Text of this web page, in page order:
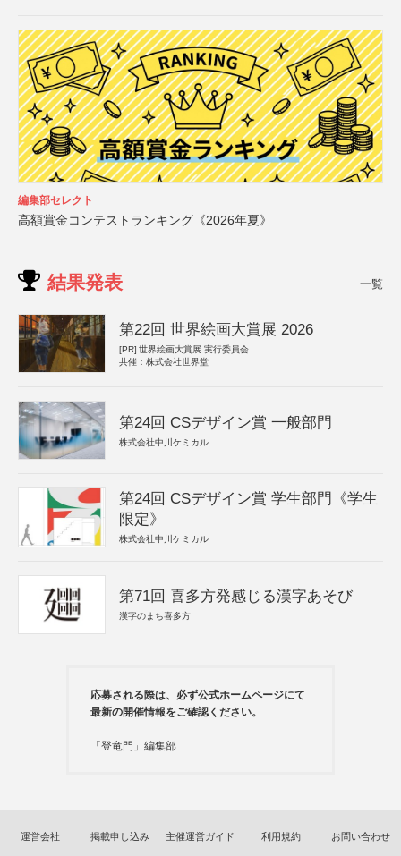
編集部セレクト
高額賞金コンテストランキング《2026年夏》
結果発表 一覧
第22回 世界絵画大賞展 2026
[PR] 世界絵画大賞展 実行委員会
共催：株式会社世界堂
第24回 CSデザイン賞 一般部門
株式会社中川ケミカル
第24回 CSデザイン賞 学生部門《学生
限定》
株式会社中川ケミカル
第71回 喜多方発感じる漢字あそび
漢字のまち喜多方
応募される際は、必ず公式ホームページにて
最新の開催情報をご確認ください。
「登竜門」編集部
運営会社 掲載申し込み 主催運営ガイド 利用規約 お問い合わせ